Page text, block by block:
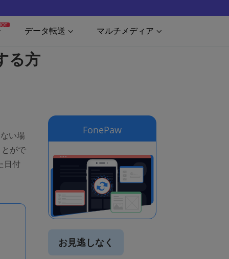
データ転送 マルチメディア
る方
い場
がで
日付
FonePaw
お見逃しなく